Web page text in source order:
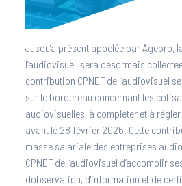
Jusqu’à présent appelée par Agepro,
l’audiovisuel, sera désormais
contribution CPNEF de l’audiovisuel
sur le bordereau concernant les
audiovisuelles, à compléter et à régler
avant le 28 février 2026. Cette
masse salariale des entreprises
CPNEF de l’audiovisuel d’accomplir
d'observation, d'information et de